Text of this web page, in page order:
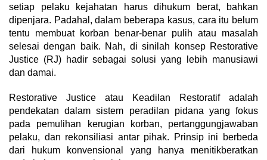
setiap pelaku kejahatan harus dihukum berat, bahkan
dipenjara. Padahal, dalam beberapa kasus, cara itu belum
tentu membuat korban benar-benar pulih atau masalah
selesai dengan baik. Nah, di sinilah konsep Restorative
Justice (RJ) hadir sebagai solusi yang lebih manusiawi
dan damai.
Restorative Justice atau Keadilan Restoratif adalah
pendekatan dalam sistem peradilan pidana yang fokus
pada pemulihan kerugian korban, pertanggungjawaban
pelaku, dan rekonsiliasi antar pihak. Prinsip ini berbeda
dari hukum konvensional yang hanya menitikberatkan